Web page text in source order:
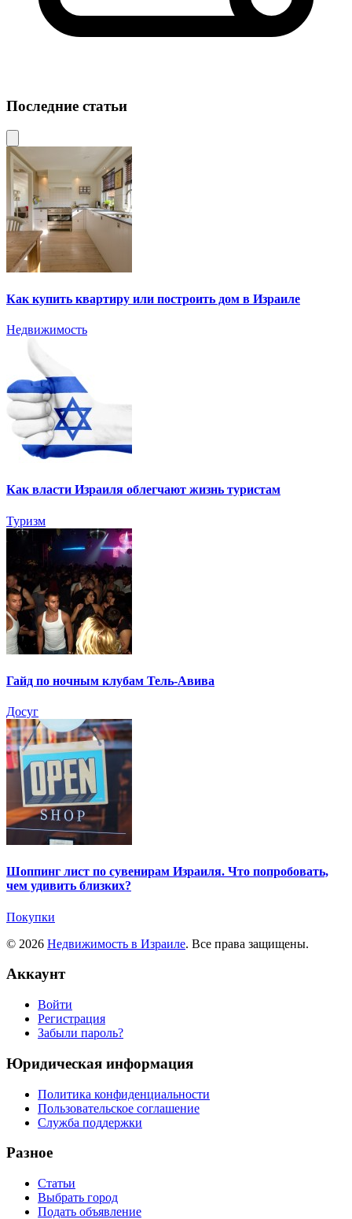
Последние статьи
Как купить квартиру или построить дом в Израиле
Недвижимость
Как власти Израиля облегчают жизнь туристам
Туризм
Гайд по ночным клубам Тель-Авива
Досуг
Шоппинг лист по сувенирам Израиля. Что попробовать,
чем удивить близких?
Покупки
© 2026 Недвижимость в Израиле. Все права защищены.
Аккаунт
Войти
Регистрация
Забыли пароль?
Юридическая информация
Политика конфиденциальности
Пользовательское соглашение
Служба поддержки
Разное
Статьи
Выбрать город
Подать объявление